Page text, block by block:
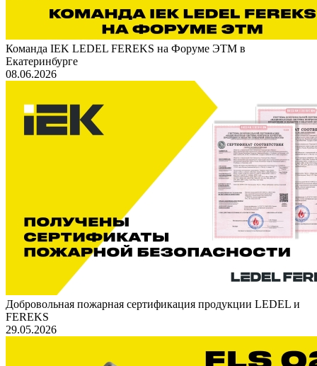
Команда IEK LEDEL FEREKS на Форуме ЭТМ в
Екатеринбурге
08.06.2026
Добровольная пожарная сертификация продукции LEDEL и
FEREKS
29.05.2026